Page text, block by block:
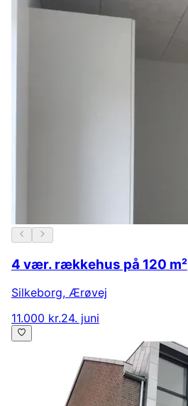
4 vær. rækkehus på 120 m²
Silkeborg, Ærøvej
11.000 kr.24. juni